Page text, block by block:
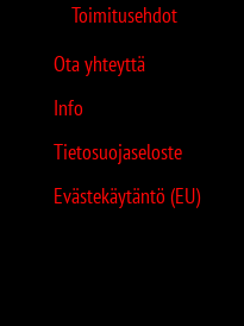
Toimitusehdot
Ota yhteyttä
Info
Tietosuojaseloste
Evästekäytäntö (EU)